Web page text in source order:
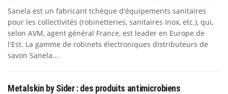
Sanela est un fabricant tchèque d'équipements sanitaires
pour les collectivités (robinetteries, sanitaires Inox, etc.), qui,
selon AVM, agent général France, est leader en Europe de
l'Est. La gamme de robinets électroniques distributeurs de
savon Sanela...
Metalskin by Sider : des produits antimicrobiens